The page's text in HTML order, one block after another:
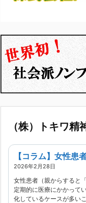
（株）トキワ
【コラム】女性患
2026年2月28日
女性患者（親からすると
定期的に医療にかかって
化しているケースが多い